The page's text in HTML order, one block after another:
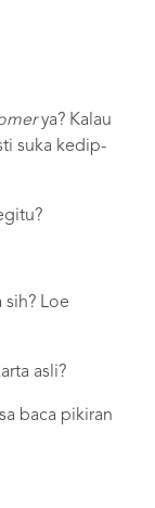
ya? Kalau
suka kedip-
Loe
asli?
baca pikiran